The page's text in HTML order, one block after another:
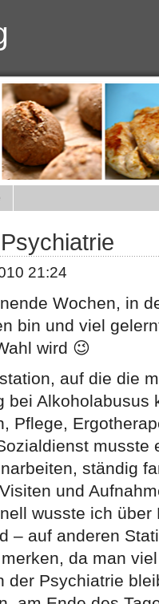
21:24
Wochen, in
bin und viel
wird 😉
auf die die
bei Alkoholabusus
Pflege,
musste
ständig
und
wusste ich über
– auf anderen
da man
der Psychiatrie